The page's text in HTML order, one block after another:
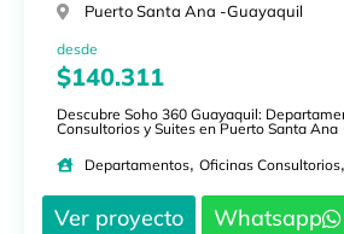
Puerto Santa Ana -Guayaquil
desde
$140.311
Descubre Soho 360 Guayaquil:
Consultorios y Suites en Puerto Santa Ana
Departamentos, Oficinas Consultorios,
Ver proyecto Whatsapp